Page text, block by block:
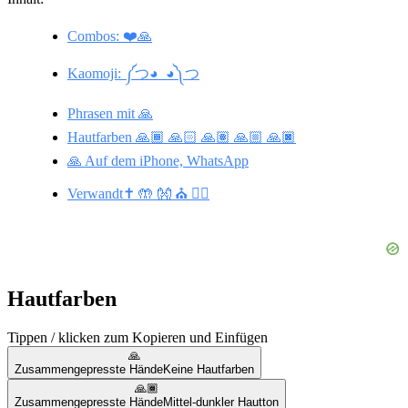
Combos: ❤️🙏
Kaomoji: ༼つ◕_◕༽つ
Phrasen mit 🙏
Hautfarben 🙏🏾 🙏🏻 🙏🏽 🙏🏼 🙏🏿
🙏 Auf dem iPhone, WhatsApp
Verwandt✝️ 🤲 👐 ⛪ 💁‍♂️
Hautfarben
Tippen / klicken zum Kopieren und Einfügen
🙏
Zusammengepresste HändeKeine Hautfarben
🙏🏾
Zusammengepresste HändeMittel-dunkler Hautton